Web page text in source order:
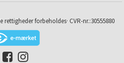
forbeholdes· CVR-nr.:30555880